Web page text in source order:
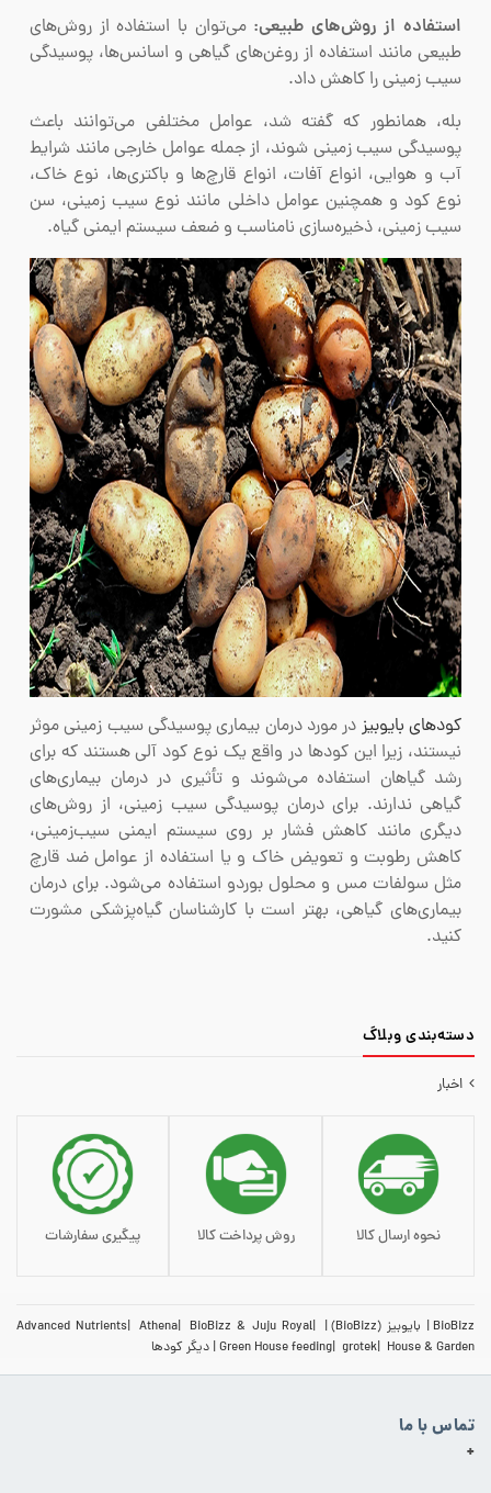
استفاده از روش‌های طبیعی: می‌توان با استفاده از روش‌های
طبیعی مانند استفاده از روغن‌های گیاهی و اسانس‌ها، پوسیدگی
سیب زمینی را کاهش داد.
بله، همانطور که گفته شد، عوامل مختلفی می‌توانند باعث
پوسیدگی سیب زمینی شوند، از جمله عوامل خارجی مانند شرایط
آب و هوایی، انواع آفات، انواع قارچ‌ها و باکتری‌ها، نوع خاک،
نوع کود و همچنین عوامل داخلی مانند نوع سیب زمینی، سن
سیب زمینی، ذخیره‌سازی نامناسب و ضعف سیستم ایمنی گیاه.
کودهای بایوبیز در مورد درمان بیماری پوسیدگی سیب زمینی موثر
نیستند، زیرا این کودها در واقع یک نوع کود آلی هستند که برای
رشد گیاهان استفاده می‌شوند و تأثیری در درمان بیماری‌های
گیاهی ندارند. برای درمان پوسیدگی سیب زمینی، از روش‌های
دیگری مانند کاهش فشار بر روی سیستم ایمنی سیب‌زمینی،
کاهش رطوبت و تعویض خاک و یا استفاده از عوامل ضد قارچ
مثل سولفات مس و محلول بوردو استفاده می‌شود. برای درمان
بیماری‌های گیاهی، بهتر است با کارشناسان گیاه‌پزشکی مشورت
کنید.
دسته‌‌بندی وبلاگ
اخبار
نحوه ارسال کالا روش پرداخت کالا پیگیری سفارشات
BioBizz بایوبیز (BioBizz) Advanced Nutrients Athena
BioBizz & Juju Royal
Green House feeding grotek House & Garden دیگر کودها
تماس با ما
+